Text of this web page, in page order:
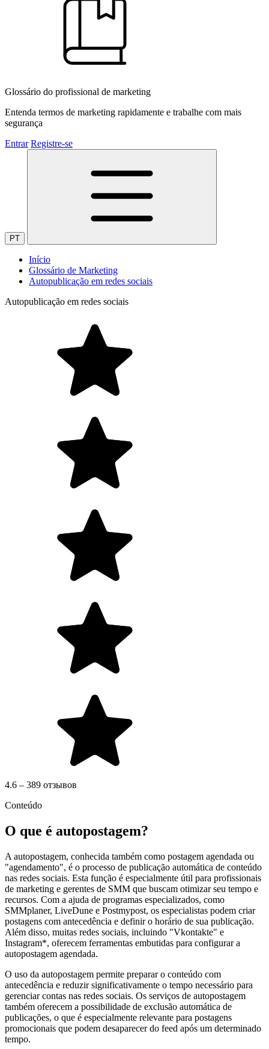
Glossário do profissional de marketing
Entenda termos de marketing rapidamente e trabalhe com mais
segurança
Entrar Registre-se
PT
Início
Glossário de Marketing
Autopublicação em redes sociais
Autopublicação em redes sociais
4.6 – 389 отзывов
Conteúdo
O que é autopostagem?
A autopostagem, conhecida também como postagem agendada ou
"agendamento", é o processo de publicação automática de conteúdo
nas redes sociais. Esta função é especialmente útil para profissionais
de marketing e gerentes de SMM que buscam otimizar seu tempo e
recursos. Com a ajuda de programas especializados, como
SMMplaner, LiveDune e Postmypost, os especialistas podem criar
postagens com antecedência e definir o horário de sua publicação.
Além disso, muitas redes sociais, incluindo "Vkontakte" e
Instagram*, oferecem ferramentas embutidas para configurar a
autopostagem agendada.
O uso da autopostagem permite preparar o conteúdo com
antecedência e reduzir significativamente o tempo necessário para
gerenciar contas nas redes sociais. Os serviços de autopostagem
também oferecem a possibilidade de exclusão automática de
publicações, o que é especialmente relevante para postagens
promocionais que podem desaparecer do feed após um determinado
tempo.